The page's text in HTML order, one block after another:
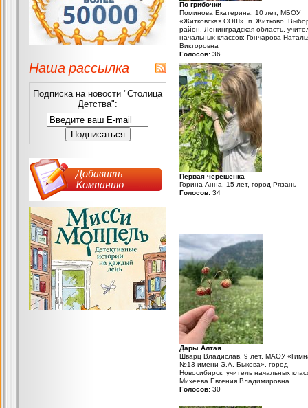
По грибочки
Поминова Екатерина, 10 лет, МБОУ
«Житковская СОШ», п. Житково,
район, Ленинградская область,
начальных классов: Гончарова
Викторовна
Голосов: 36
Первая черешенка
Горина Анна, 15 лет, город Рязань
Голосов: 34
Дары Алтая
Шварц Владислав, 9 лет, МАОУ
№13 имени Э.А. Быкова», город
Новосибирск, учитель начальных
Михеева Евгения Владимировна
Голосов: 30
Наша рассылка
Подписка на новости "Столица
Детства":
Добавить
Компанию